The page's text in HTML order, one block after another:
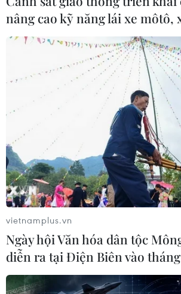
TIN CÙNG CHUYÊN MỤC
nâng cao kỹ năng lái xe môtô,
vietnamplus.vn
Ngày hội Văn hóa dân tộc
diễn ra tại Điện Biên vào tháng